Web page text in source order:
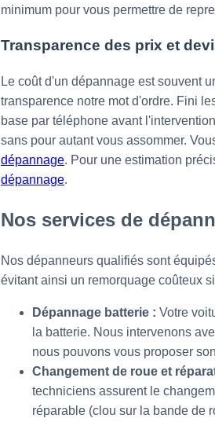
minimum pour vous permettre de
Transparence des prix et
Le coût d'un dépannage est souvent
transparence notre mot d'ordre. Fini
base par téléphone avant
sans pour autant vous assommer.
dépannage. Pour une estimation
dépannage.
Nos services de
Nos dépanneurs qualifiés sont
évitant ainsi un remorquage coûteux
Dépannage batterie : Votre
la batterie. Nous intervenons
nous pouvons vous proposer
Changement de roue et
techniciens assurent le
réparable (clou sur la bande de